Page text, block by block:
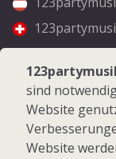
Folgen Sie uns
Facebook
Instagram
sind
Website
Website